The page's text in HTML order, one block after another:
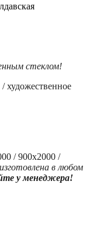
стеклом!
/ художественное
/ 900x2000 /
в любом
у менеджера!